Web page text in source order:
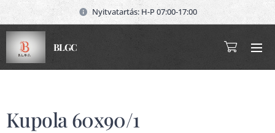
Nyitvatartás: H-P 07:00-17:00
BLGC
Kupola 60x90/1